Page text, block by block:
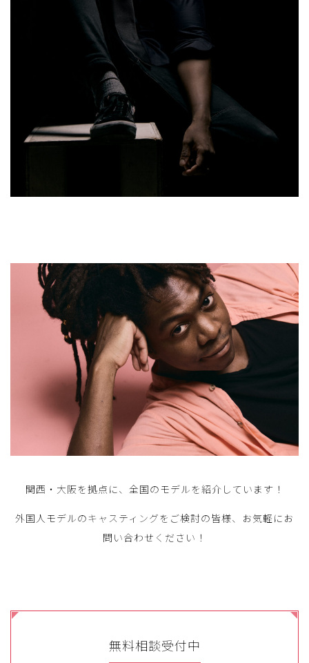
関西・大阪を拠点に、全国のモデルを紹介しています！
外国人モデルのキャスティングをご検討の皆様、お気軽にお
問い合わせください！
無料相談受付中